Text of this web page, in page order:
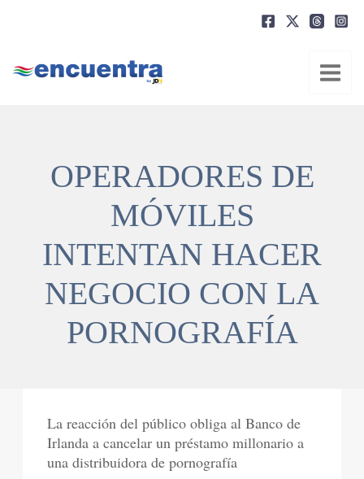
OPERADORES DE
MÓVILES
INTENTAN HACER
NEGOCIO CON LA
PORNOGRAFÍA
La reacción del público obliga al Banco de
Irlanda a cancelar un préstamo millonario a
una distribuidora de pornografía